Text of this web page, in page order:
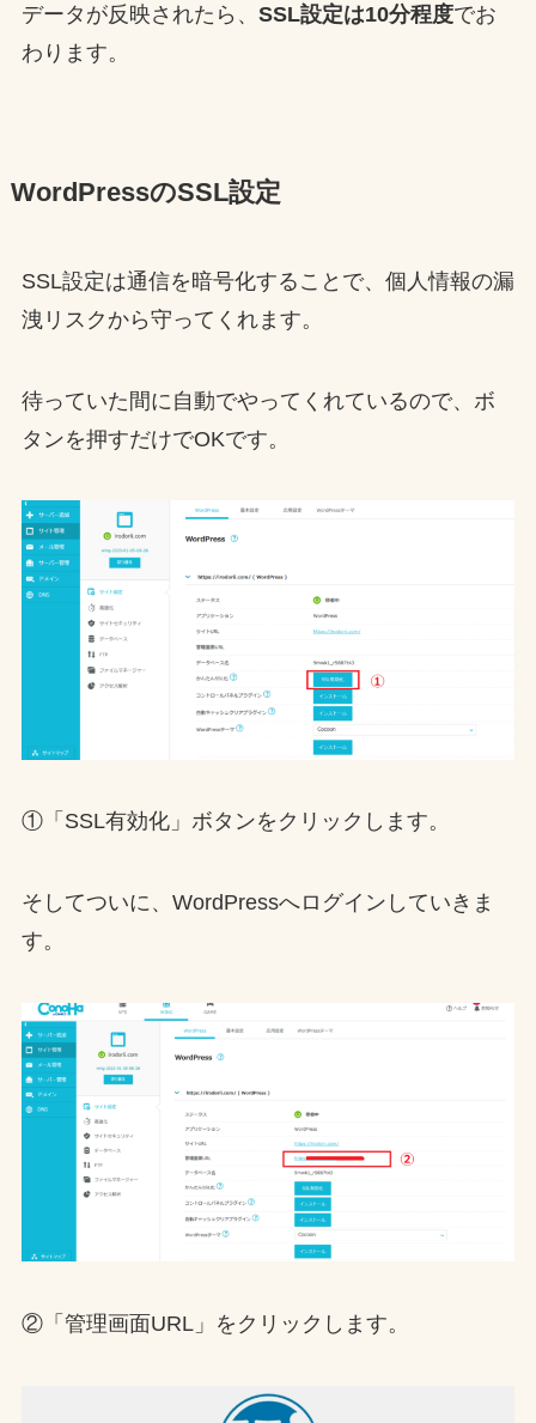
データが反映されたら、 SSL設定は10分程度でお
わります。
WordPressのSSL設定
SSL設定は通信を暗号化することで、個人情報の漏
洩リスクから守ってくれます。
待っていた間に自動でやってくれているので、ボ
タンを押すだけでOKです。
①「SSL有効化」ボタンをクリックします。
そしてついに、WordPressへログインしていきま
す。
②「管理画面URL」をクリックします。